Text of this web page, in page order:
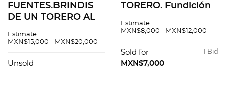
FUENTES.BRINDIS
DE UN TORERO AL
BURLADERO.
patinado con base
Estimate
MXN$15,000 - MXN$20,000
Unsold
TORERO. Fundición
Firmada y seriada
XVI/XXX.
Estimate
MXN$8,000 - MXN$12,000
1 Bid
Sold for
MXN$7,000